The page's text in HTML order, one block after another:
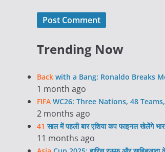
Trending Now
Back with a Bang: Ronaldo Breaks
1 month ago
FIFA WC26: Three Nations, 48
2 months ago
41 साल में पहली बार एशिया कप फाइनल खेलेंगे
11 months ago